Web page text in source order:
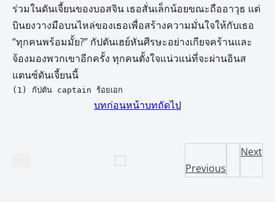
ร่วมในดันเจี้ยนของบอสจิน เธอสั่นเล็กน้อยขณะถืออาวุธ แต่
บินยงวางมือบนไหล่ของเธอเพื่อสร้างความมั่นใจให้กับเธอ
“ทุกคนพร้อมมั้ย?” กัปตันเฮย์หันศีรษะอย่างเกียจคร้านและ
จ้องมองพวกเขาอีกครั้ง ทุกคนตั้งใจแน่วแน่ที่จะผ่านอินส
แตนซ์ดันเจี้ยนนี้
(1) กัปตัน captain ร้อยเอก
บทก่อนหน้าบทถัดไป
Previous
Next